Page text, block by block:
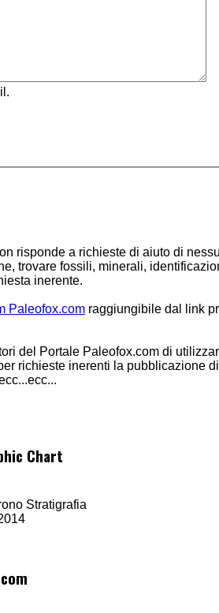
risponde a richieste di aiuto di
trovare fossili, minerali,
inerente.
Paleofox.com raggiungibile dal link
del Portale Paleofox.com di
richieste inerenti la pubblicazione
Chart
Stratigrafia